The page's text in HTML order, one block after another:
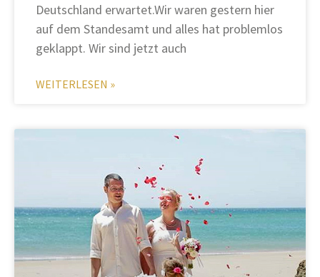
Deutschland erwartet.Wir waren gestern hier
auf dem Standesamt und alles hat problemlos
geklappt. Wir sind jetzt auch
WEITERLESEN »